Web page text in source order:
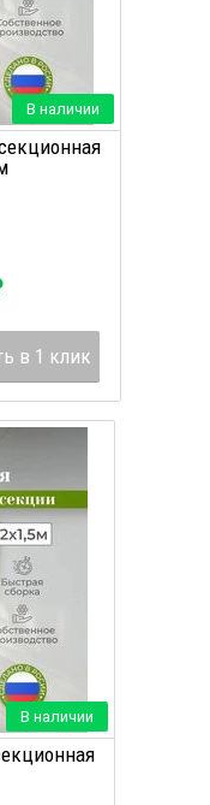
В наличии
в 1 клик
В наличии